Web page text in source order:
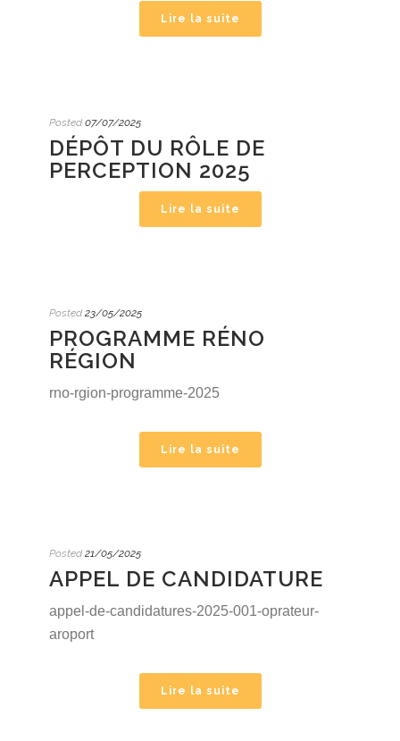
Lire la suite
Posted 07/07/2025
DÉPÔT DU RÔLE DE
PERCEPTION 2025
Lire la suite
Posted 23/05/2025
PROGRAMME RÉNO
RÉGION
rno-rgion-programme-2025
Lire la suite
Posted 21/05/2025
APPEL DE CANDIDATURE
appel-de-candidatures-2025-001-oprateur-
aroport
Lire la suite